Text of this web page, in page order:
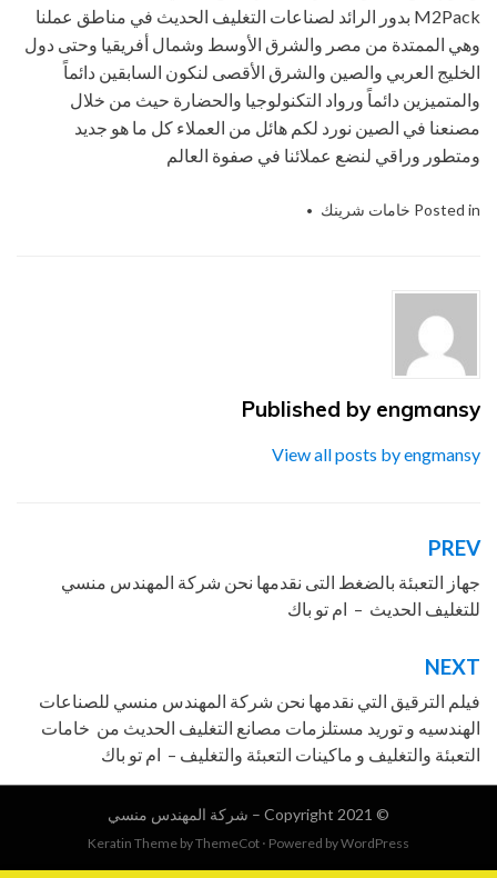
M2Pack بدور الرائد لصناعات التغليف الحديث في مناطق عملنا
وهي الممتدة من مصر والشرق الأوسط وشمال أفريقيا وحتى دول
الخليج العربي والصين والشرق الأقصى لنكون السابقين دائماً
والمتميزين دائماً ورواد التكنولوجيا والحضارة حيث من خلال
مصنعنا في الصين نورد لكم هائل من العملاء كل ما هو جديد
ومتطور وراقي لنضع عملائنا في صفوة العالم
Posted in خامات شرينك
فيلم الترقيق المطبوع PVCPublished by engmansy
View all posts by engmansy
تصفّح
المقالات
PREV
جهاز التعبئة بالضغط التى نقدمها نحن شركة المهندس منسي
للتغليف الحديث – ام تو باك
NEXT
فيلم الترقيق التي نقدمها نحن شركة المهندس منسي للصناعات
الهندسيه و توريد مستلزمات مصانع التغليف الحديث من خامات
التعبئة والتغليف و ماكينات التعبئة والتغليف – ام تو باك
© Copyright 2021 – شركة المهندس منسي
Keratin Theme byThemeCot ⋅ Powered byWordPress